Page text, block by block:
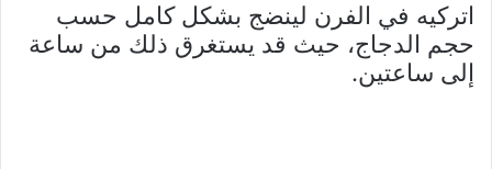
اتركيه في الفرن لينضج بشكل كامل حسب
حجم الدجاج، حيث قد يستغرق ذلك من ساعة
إلى ساعتين.